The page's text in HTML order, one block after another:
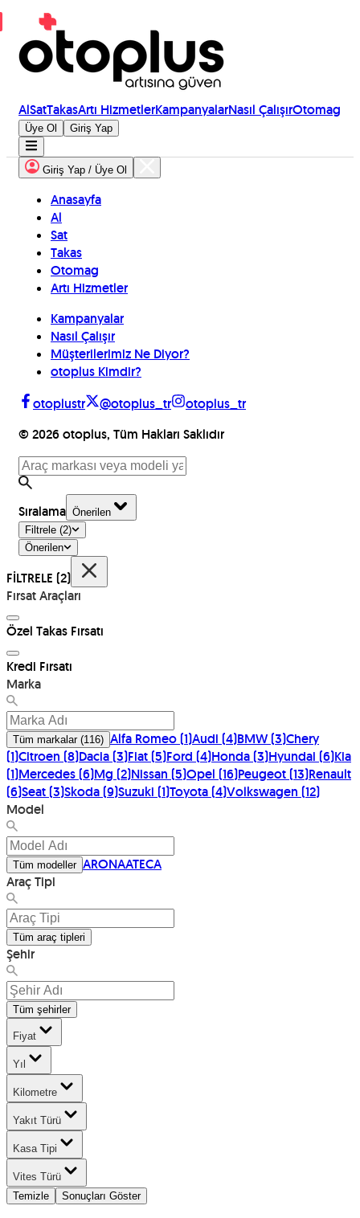
AlSatTakasArtı HizmetlerKampanyalarNasıl ÇalışırOtomag
Üye Ol Giriş Yap
Giriş Yap / Üye Ol
Anasayfa
Al
Sat
Takas
Otomag
Artı Hizmetler
Kampanyalar
Nasıl Çalışır
Müşterilerimiz Ne Diyor?
otoplus Kimdir?
otoplustr
@otoplus_tr
otoplus_tr
© 2026 otoplus, Tüm Hakları Saklıdır
Sıralama Önerilen
Filtrele (2)
Önerilen
FİLTRELE (2)
Fırsat Araçları
Özel Takas Fırsatı
Kredi Fırsatı
Marka
Tüm markalar(116) Alfa Romeo(1)Audi (4)BMW(3)Chery
(1)Citroen (8)Dacia(3)Fiat(5)Ford (4)Honda(3)Hyundai (6)Kia
(1)Mercedes(6)Mg (2)Nissan (5)Opel (16)Peugeot(13)Renault
(6)Seat(3)Skoda(9)Suzuki (1)Toyota(4)Volkswagen (12)
Model
Tüm modeller ARONAATECA
Araç Tipi
Tüm araç tipleri
Şehir
Tüm şehirler
Fiyat
Yıl
Kilometre
Yakıt Türü
Kasa Tipi
Vites Türü
Temizle
Sonuçları Göster